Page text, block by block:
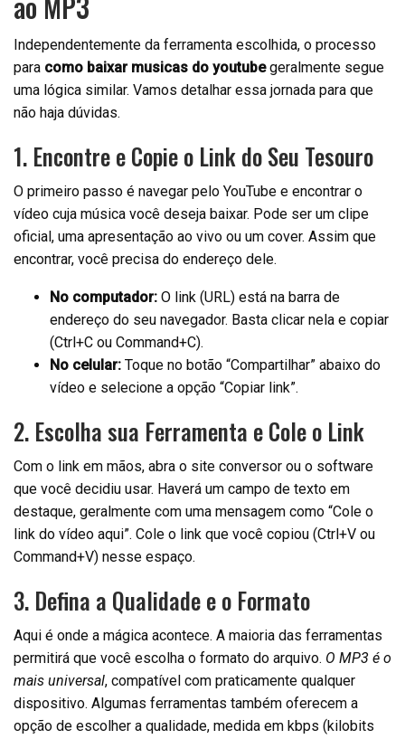
Independentemente da ferramenta escolhida, o processo
para como baixar musicas do youtubegeralmente segue
uma lógica similar. Vamos detalhar essa jornada para que
não haja dúvidas.
1. Encontre e Copie o Link do Seu Tesouro
O primeiro passo é navegar pelo YouTube e encontrar o
vídeo cuja música você deseja baixar. Pode ser um clipe
oficial, uma apresentação ao vivo ou um cover. Assim que
encontrar, você precisa do endereço dele.
No computador: O link (URL) está na barra de
endereço do seu navegador. Basta clicar nela e copiar
(Ctrl+C ou Command+C).
No celular: Toque no botão “Compartilhar” abaixo do
vídeo e selecione a opção “Copiar link”.
2. Escolha sua Ferramenta e Cole o Link
Com o link em mãos, abra o site conversor ou o software
que você decidiu usar. Haverá um campo de texto em
destaque, geralmente com uma mensagem como “Cole o
link do vídeo aqui”. Cole o link que você copiou (Ctrl+V ou
Command+V) nesse espaço.
3. Defina a Qualidade e o Formato
Aqui é onde a mágica acontece. A maioria das ferramentas
permitirá que você escolha o formato do arquivo. O MP3 é o
mais universal, compatível com praticamente qualquer
dispositivo. Algumas ferramentas também oferecem a
opção de escolher a qualidade, medida em kbps (kilobits